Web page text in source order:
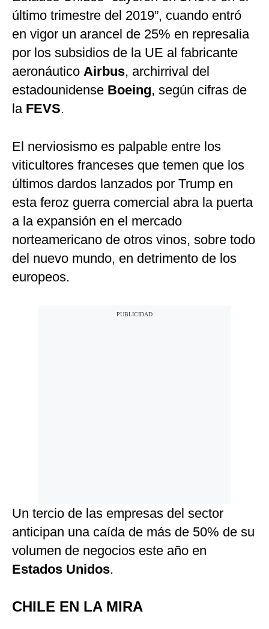
último trimestre del 2019”, cuando entró
en vigor un arancel de 25% en represalia
por los subsidios de la UE al fabricante
aeronáutico Airbus, archirrival del
estadounidense Boeing, según cifras de
la FEVS.
El nerviosismo es palpable entre los
viticultores franceses que temen que los
últimos dardos lanzados por Trump en
esta feroz guerra comercial abra la puerta
a la expansión en el mercado
norteamericano de otros vinos, sobre todo
del nuevo mundo, en detrimento de los
europeos.
Un tercio de las empresas del sector
anticipan una caída de más de 50% de su
volumen de negocios este año en
Estados Unidos.
CHILE EN LA MIRA